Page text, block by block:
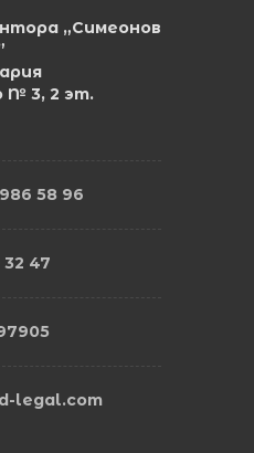
„Симеонов
№ 3, 2 эт.
58 96
32 47
legal.com